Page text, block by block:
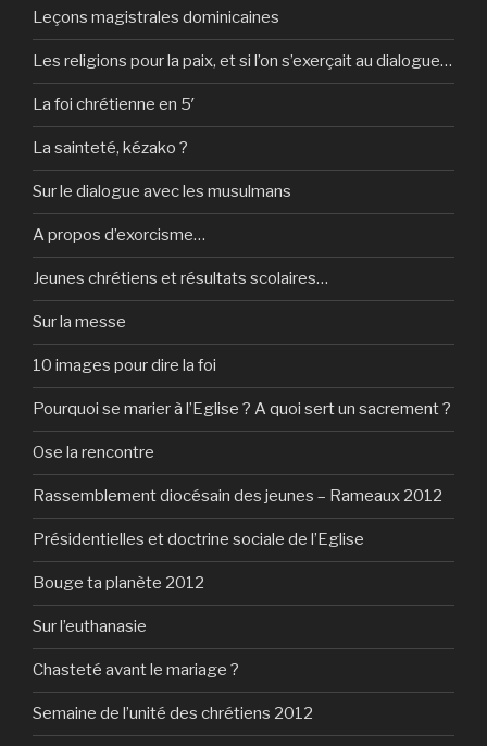
Leçons magistrales dominicaines
Les religions pour la paix, et si l’on s’exerçait au dialogue…
La foi chrétienne en 5′
La sainteté, kézako ?
Sur le dialogue avec les musulmans
A propos d’exorcisme…
Jeunes chrétiens et résultats scolaires…
Sur la messe
10 images pour dire la foi
Pourquoi se marier à l’Eglise ? A quoi sert un sacrement ?
Ose la rencontre
Rassemblement diocésain des jeunes – Rameaux 2012
Présidentielles et doctrine sociale de l’Eglise
Bouge ta planète 2012
Sur l’euthanasie
Chasteté avant le mariage ?
Semaine de l’unité des chrétiens 2012